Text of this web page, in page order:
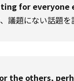
for everyone
議題にない話題を
the others,